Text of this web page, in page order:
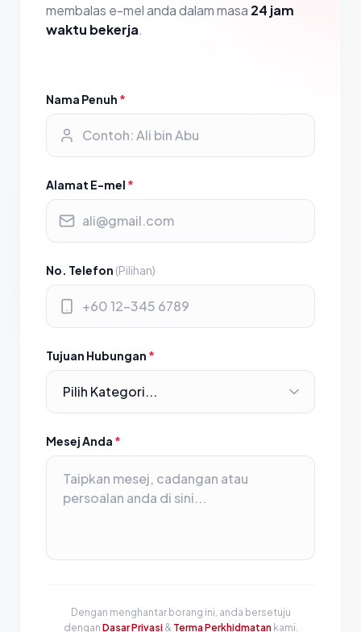
membalas e-mel anda dalam masa 24 jam
waktu bekerja.
Nama Penuh *
Alamat E-mel *
No. Telefon (Pilihan)
Tujuan Hubungan *
Mesej Anda *
Dengan menghantar borang ini, anda bersetuju
dengan Dasar Privasi& Terma Perkhidmatankami.